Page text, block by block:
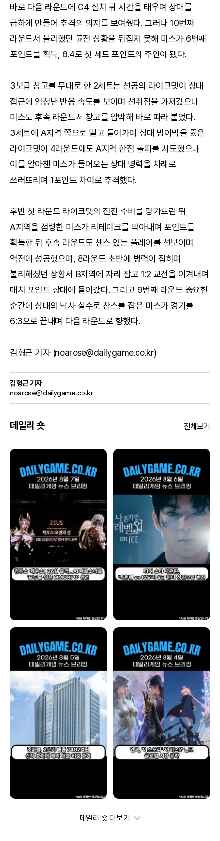
바로 다음 라운드에 C4 설치 뒤 시간을 태우며 상대를
급하게 만들어 추격의 의지를 보여줬다. 그러나 10번째
라운드서 불리했던 교전 상황을 뒤집지 못해 미스가 6번째
포인트를 획득, 6:4로 첫 세트 포인트의 주인이 됐다.
3보급 창고를 무대로 한 2세트는 선공의 라이크댓이 상대
접근에 엄청난 반응 속도를 보이며 선취점을 가져갔으나
미스도 후속 라운드서 창고를 압박해 바로 따라 붙었다.
3세트에 A지역 쪽으로 밀고 들어가며 상대 방어막을 뚫은
라이크댓이 4라운드에도 A지역 한점 돌파를 시도했으나
이를 알아챈 미스가 들어오는 상대 병력을 차례로
쓰러뜨리며 1포인트 차이로 추격했다.
후반 첫 라운드 라이크댓의 전진 수비를 망가뜨린 뒤
A지역을 점령한 미스가 리테이크를 막아내며 포인트를
획득한 뒤 후속 라운드도 센스 있는 플레이를 선보이며
역전에 성공했으며, 8라운드 초반에 병력이 잡히며
불리해졌던 상황서 B지역에 자리 잡고 1:2 교전을 이겨내며
매치 포인트 상태에 들어갔다. 그리고 9번째 라운드 중요한
순간에 상대의 낙사 실수로 찬스를 잡은 미스가 경기를
6:3으로 끝내며 다음 라운드로 향했다.
김형근 기자 (noarose@dailygame.co.kr)
김형근 기자
noarose@dailygame.co.kr
데일리 숏 전체보기
데일리 숏 더보기